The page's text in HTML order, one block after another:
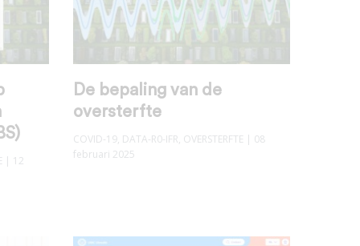
| 12
De bepaling van de
oversterfte
COVID-19, DATA-R0-IFR, OVERSTERFTE | 08
februari 2025